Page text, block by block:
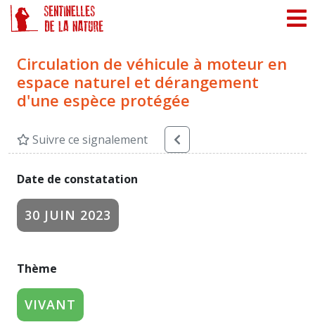
Circulation de véhicule à moteur en
espace naturel et dérangement
d'une espèce protégée
Suivre ce signalement
Date de constatation
30 JUIN 2023
Thème
VIVANT
Panneau de gestion des cookies